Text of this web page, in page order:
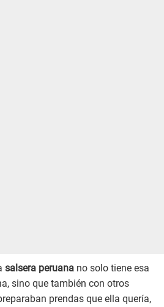
salsera peruana no solo tiene esa
sino que también con otros
prendas que ella quería,